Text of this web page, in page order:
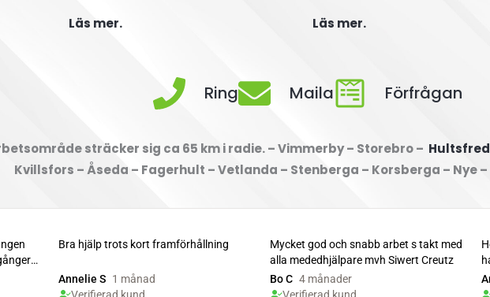
Läs mer.
Läs mer.
Ring Maila Förfrågan
sträcker sig ca 65 km i radie. – Vimmerby – Storebro – Hultsfred
Kvillsfors – Åseda – Fagerhult – Vetlanda – Stenberga – Korsberga – Nye –